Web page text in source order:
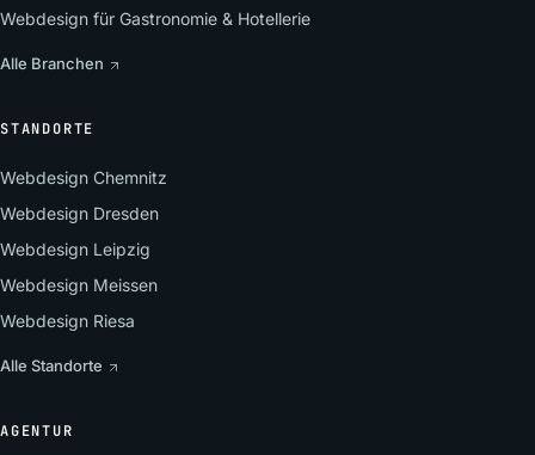
Webdesign für Gastronomie & Hotellerie
Alle Branchen
STANDORTE
Webdesign Chemnitz
Webdesign Dresden
Webdesign Leipzig
Webdesign Meissen
Webdesign Riesa
Alle Standorte
AGENTUR